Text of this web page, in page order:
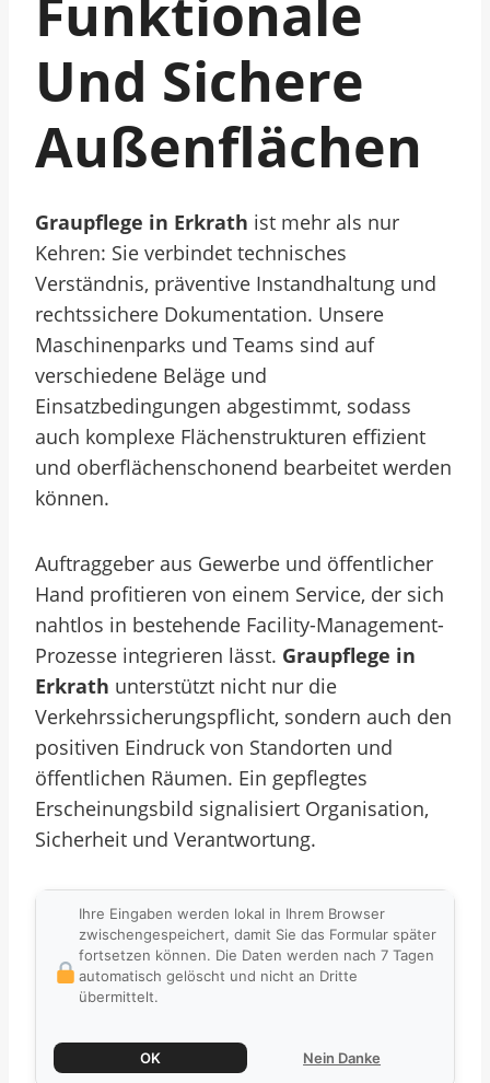
Funktionale
Und Sichere
Außenflächen
Graupflege in Erkrath ist mehr als nur
Kehren: Sie verbindet technisches
Verständnis, präventive Instandhaltung und
rechtssichere Dokumentation. Unsere
Maschinenparks und Teams sind auf
verschiedene Beläge und
Einsatzbedingungen abgestimmt, sodass
auch komplexe Flächenstrukturen effizient
und oberflächenschonend bearbeitet werden
können.
Auftraggeber aus Gewerbe und öffentlicher
Hand profitieren von einem Service, der sich
nahtlos in bestehende Facility-Management-
Prozesse integrieren lässt. Graupflege in
Erkrath unterstützt nicht nur die
Verkehrssicherungspflicht, sondern auch den
positiven Eindruck von Standorten und
öffentlichen Räumen. Ein gepflegtes
Erscheinungsbild signalisiert Organisation,
Sicherheit und Verantwortung.
Ihre Eingaben werden lokal in Ihrem Browser
zwischengespeichert, damit Sie das Formular später
fortsetzen können. Die Daten werden nach 7 Tagen
automatisch gelöscht und nicht an Dritte
übermittelt.
OK Nein Danke